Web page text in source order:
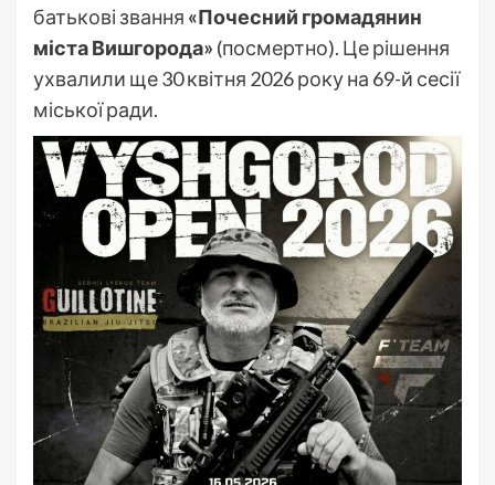
батькові звання «Почесний громадянин
міста Вишгорода» (посмертно). Це рішення
ухвалили ще 30 квітня 2026 року на 69-й сесії
міської ради.